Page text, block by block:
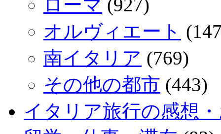
ローマ (927)
オルヴィエート
南イタリア (769)
その他の都市 (443)
イタリア旅行の感想